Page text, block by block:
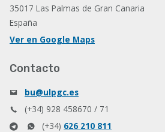
35017 Las Palmas de Gran Canaria
España
Ver en Google Maps
Contacto
bu@ulpgc.es
(+34) 928 458670 / 71
(+34) 626 210 811